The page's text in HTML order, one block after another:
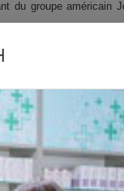
du groupe américain
de 4,6 milliards de
l'abandon à terme du
non sans avoir
mobilisées